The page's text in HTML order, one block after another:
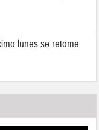
lunes se retome